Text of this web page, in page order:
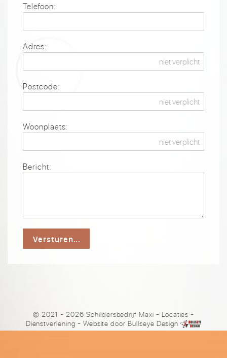
Telefoon:
Adres:
Postcode:
Woonplaats:
Bericht:
Versturen...
© 2021 - 2026 Schildersbedrijf Maxi - Locaties -
Dienstverlening - Website doorBullseye Design